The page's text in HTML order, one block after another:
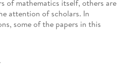
of mathematics itself, others are
attention of scholars. In
some of the papers in this
way of interpretation and
prominent philosophers of